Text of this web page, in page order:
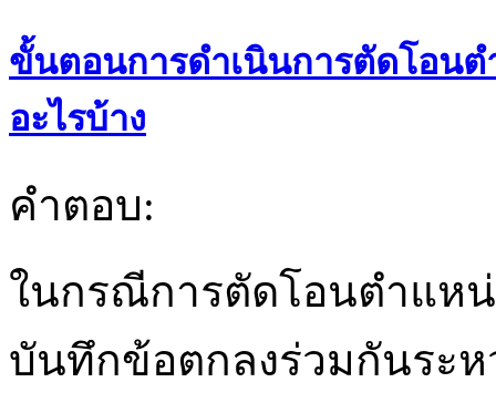
ขั้นตอนการดำเนินการตัดโอนต
อะไรบ้าง
คำตอบ:
ในกรณีการตัดโอนตำแห
บันทึกข้อตกลงร่วมกันระห